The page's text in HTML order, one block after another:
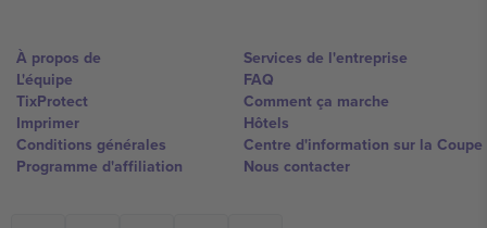
À propos de
L'équipe
TixProtect
Imprimer
Conditions générales
Programme d'affiliation
Services de l'entreprise
FAQ
Comment ça marche
Hôtels
Centre d'information sur la Coupe
Nous contacter